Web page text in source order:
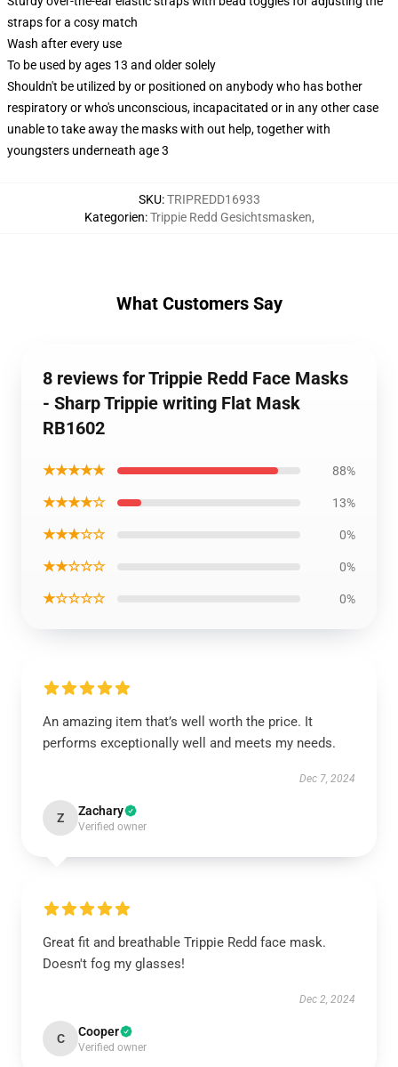
straps for a cosy match
Wash after every use
To be used by ages 13 and older solely
Shouldn't be utilized by or positioned on anybody who has bother
respiratory or who's unconscious, incapacitated or in any other case
unable to take away the masks with out help, together with
youngsters underneath age 3
SKU:TRIPREDD16933
Kategorien:Trippie Redd Gesichtsmasken,
What Customers Say
8 reviews for Trippie Redd Face Masks
- Sharp Trippie writing Flat Mask
RB1602
★★★★★ 88%
★★★★☆ 13%
★★★☆☆ 0%
★★☆☆☆ 0%
★☆☆☆☆ 0%
An amazing item that’s well worth the price. It
performs exceptionally well and meets my needs.
Dec 7, 2024
Z Zachary
Verified owner
Great fit and breathable Trippie Redd face mask.
Doesn't fog my glasses!
Dec 2, 2024
C Cooper
Verified owner